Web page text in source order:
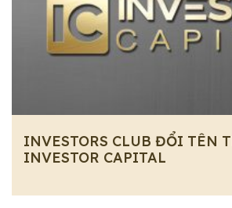
INVESTORS CLUB ĐỔI TÊN
INVESTOR CAPITAL